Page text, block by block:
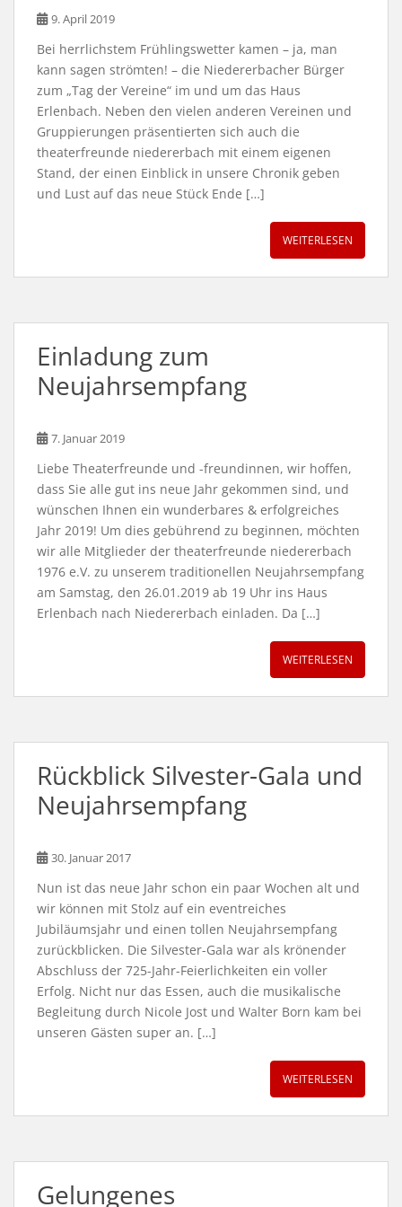
9. April 2019
Bei herrlichstem Frühlingswetter kamen – ja, man
kann sagen strömten! – die Niedererbacher Bürger
zum „Tag der Vereine“ im und um das Haus
Erlenbach. Neben den vielen anderen Vereinen und
Gruppierungen präsentierten sich auch die
theaterfreunde niedererbach mit einem eigenen
Stand, der einen Einblick in unsere Chronik geben
und Lust auf das neue Stück Ende […]
WEITERLESEN
Einladung zum
Neujahrsempfang
7. Januar 2019
Liebe Theaterfreunde und -freundinnen, wir hoffen,
dass Sie alle gut ins neue Jahr gekommen sind, und
wünschen Ihnen ein wunderbares & erfolgreiches
Jahr 2019! Um dies gebührend zu beginnen, möchten
wir alle Mitglieder der theaterfreunde niedererbach
1976 e.V. zu unserem traditionellen Neujahrsempfang
am Samstag, den 26.01.2019 ab 19 Uhr ins Haus
Erlenbach nach Niedererbach einladen. Da […]
WEITERLESEN
Rückblick Silvester-Gala und
Neujahrsempfang
30. Januar 2017
Nun ist das neue Jahr schon ein paar Wochen alt und
wir können mit Stolz auf ein eventreiches
Jubiläumsjahr und einen tollen Neujahrsempfang
zurückblicken. Die Silvester-Gala war als krönender
Abschluss der 725-Jahr-Feierlichkeiten ein voller
Erfolg. Nicht nur das Essen, auch die musikalische
Begleitung durch Nicole Jost und Walter Born kam bei
unseren Gästen super an. […]
WEITERLESEN
Gelungenes